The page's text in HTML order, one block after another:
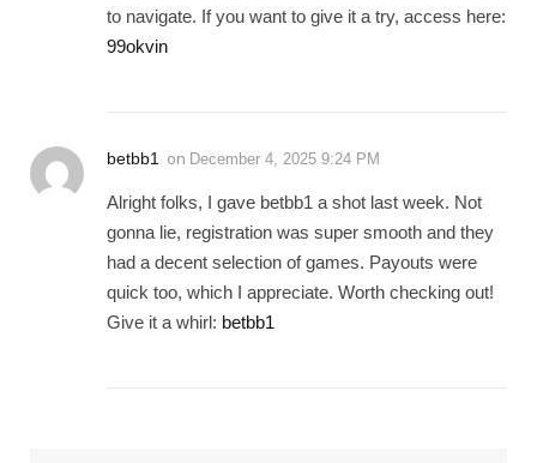
to navigate. If you want to give it a try, access here:
99okvin
betbb1 on December 4, 2025 9:24 PM
Alright folks, I gave betbb1 a shot last week. Not
gonna lie, registration was super smooth and they
had a decent selection of games. Payouts were
quick too, which I appreciate. Worth checking out!
Give it a whirl: betbb1